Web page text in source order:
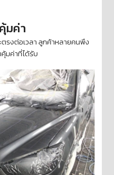
มค่า
ตรงต่อเวลา ลูกค้าหลายคนพึง
มค่าที่ได้รับ